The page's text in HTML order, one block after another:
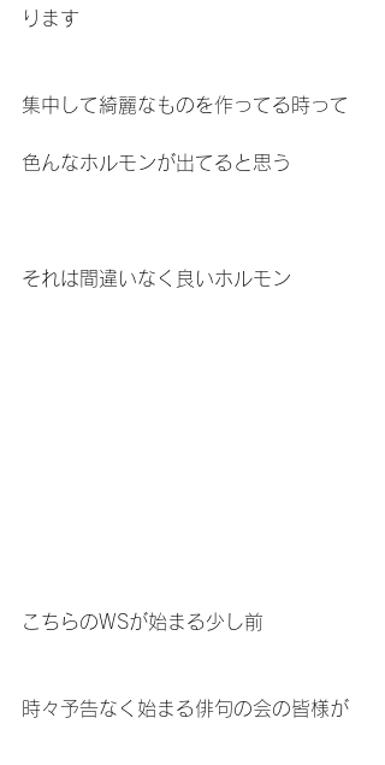
ります
集中して綺麗なものを作ってる時って
色んなホルモンが出てると思う
それは間違いなく良いホルモン
こちらのWSが始まる少し前
時々予告なく始まる俳句の会の皆様が